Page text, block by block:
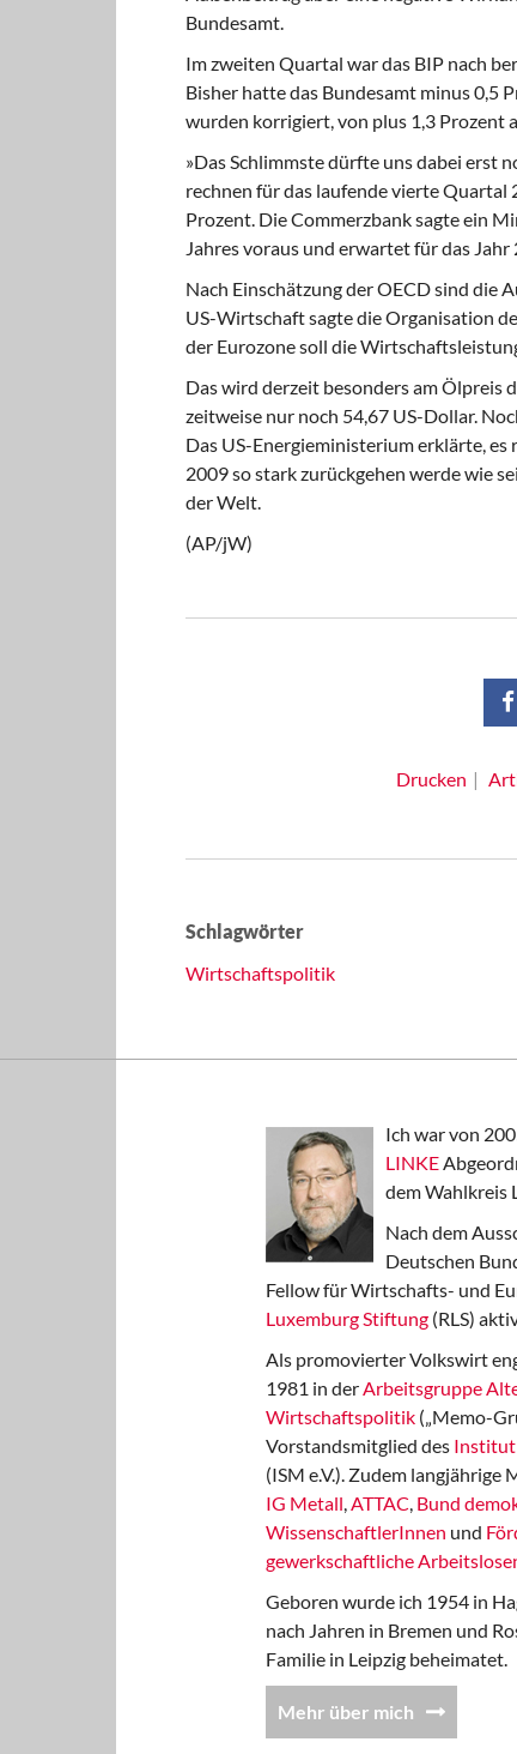
Bundesamt.
Im zweiten Quartal war das BIP nach
Bisher hatte das Bundesamt minus 0,5
wurden korrigiert, von plus 1,3 Prozent
»Das Schlimmste dürfte uns dabei erst
rechnen für das laufende vierte Quartal
Prozent. Die Commerzbank sagte ein
Jahres voraus und erwartet für das
Nach Einschätzung der OECD sind die
US-Wirtschaft sagte die Organisation
der Eurozone soll die
Das wird derzeit besonders am Ölpreis
zeitweise nur noch 54,67 US-Dollar.
Das US-Energieministerium erklärte,
2009 so stark zurückgehen werde wie
der Welt.
(AP/jW)
Drucken
Schlagwörter
Wirtschaftspolitik
Ich war von
LINKE
dem Wahlkreis
Nach dem
Deutschen
Fellow für Wirtschafts- und
Luxemburg Stiftung (RLS)
Als promovierter Volkswirt
1981 in derArbeitsgruppe
Wirtschaftspolitik („Memo-
Vorstandsmitglied des Institut
(ISM e.V.). Zudem langjährige
IG Metall,ATTAC, Bund
WissenschaftlerInnen und
gewerkschaftliche
Geboren wurde ich 1954 in
nach Jahren in Bremen und
Familie in Leipzig beheimatet.
Mehr über mich